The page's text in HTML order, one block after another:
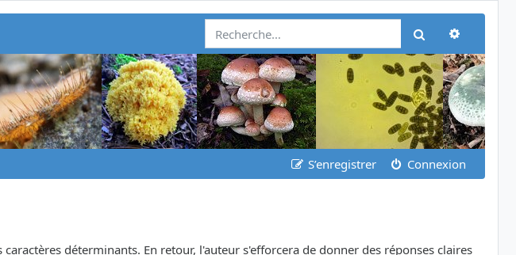
Rechercher
S’enregistrer Connexion
déterminants. En retour, l'auteur s'efforcera de donner des réponses claires